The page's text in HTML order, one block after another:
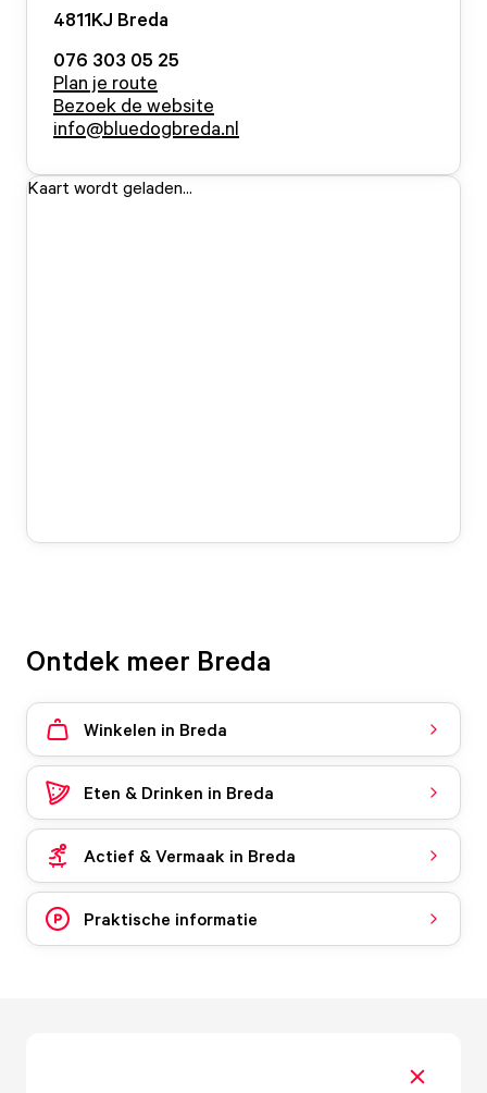
4811KJ Breda
076 303 05 25
Plan je route
Bezoek de website
info@bluedogbreda.nl
Kaart wordt geladen...
Ontdek meer Breda
Winkelen in Breda
Eten & Drinken in Breda
Actief & Vermaak in Breda
Praktische informatie